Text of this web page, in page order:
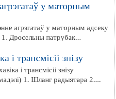
у маторным
агрэгатаў у маторным адсеку
1. Дросельны патрубак...
і трансмісіі знізу
і трансмісіі знізу
1. Шланг радыятара 2....